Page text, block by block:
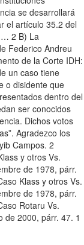
se desarrollará
el artículo 35.2 del
2 B) La
Federico Andreu
de la Corte IDH:
un caso tiene
o disidente que
dentro del
ser conocidos
Dichos votos
Agradezco los
Campos. 2
y otros Vs.
de 1978, párr.
Klass y otros Vs.
de 1978, párr.
Rotaru Vs.
de 2000, párr. 47. 1